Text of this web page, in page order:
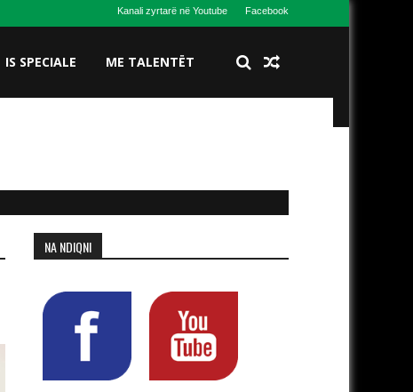
Kanali zyrtarë në Youtube Facebook
IS SPECIALE ME TALENTËT
NA NDIQNI